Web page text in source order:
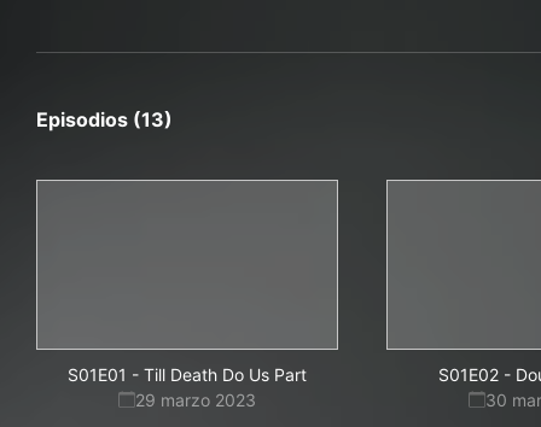
Episodios (13)
S01E01 - Till Death Do Us Part
29 marzo 2023
S01E02 -
30